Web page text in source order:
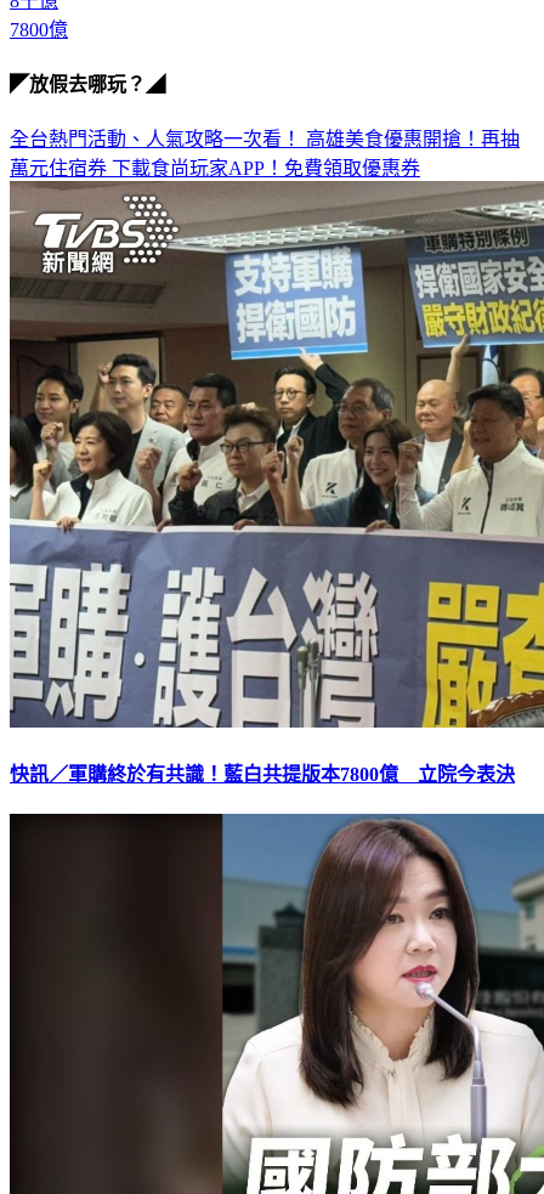
8千億
全台熱門活動、人氣攻略一次看！高雄美食優惠開搶！再抽
萬元住宿券
下載食尚玩家APP！免費領取優惠券